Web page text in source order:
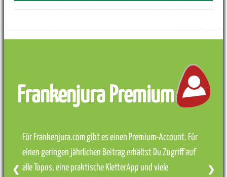
Frankenjura Premium
Für Frankenjura.com gibt es einen Premium-Account. Für
einen geringen jährlichen Beitrag erhältst Du Zugriff auf
alle Topos, eine praktische KletterApp und viele
❮ ❯